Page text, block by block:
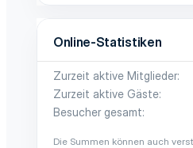
Online-Statistiken
Zurzeit aktive Mitglieder
Zurzeit aktive Gäste
Besucher gesamt
Die Summen können auch